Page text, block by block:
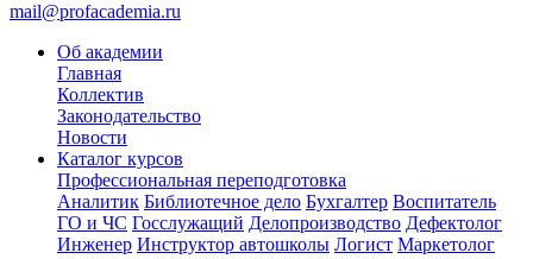
mail@profacademia.ru
Об академии
Главная
Коллектив
Законодательство
Новости
Каталог курсов
Профессиональная переподготовка
Аналитик Библиотечное дело Бухгалтер Воспитатель
ГО и ЧС Госслужащий Делопроизводство Дефектолог
Инженер Инструктор автошколы Логист Маркетолог